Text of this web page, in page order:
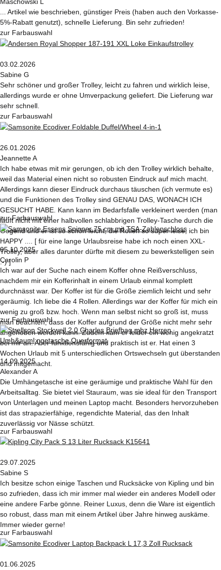
Maschowski L
... Artikel wie beschrieben, günstiger Preis (haben auch den Vorkasse-
5%-Rabatt genutzt), schnelle Lieferung. Bin sehr zufrieden!
zur Farbauswahl
03.02.2026
Sabine G
Sehr schöner und großer Trolley, leicht zu fahren und wirklich leise,
allerdings wurde er ohne Umverpackung geliefert. Die Lieferung war
sehr schnell.
zur Farbauswahl
26.01.2026
Jeannette A
Ich habe etwas mit mir gerungen, ob ich den Trolley wirklich behalte,
weil das Material einen nicht so robusten Eindruck auf mich macht.
Allerdings kann dieser Eindruck durchaus täuschen (ich vermute es)
und die Funktionen des Trolley sind GENAU DAS, WONACH ICH
GESUCHT HABE. Kann kann im Bedarfsfalle verkleinert werden (man
läuft nicht mit einer halbvollen schlabbrigen Trolley-Tasche durch die
Gegend und er ist so schön leicht, die Rollen so super leise, ich bin
HAPPY .... [ für eine lange Urlaubsreise habe ich noch einen XXL-
Trolley, aber alles darunter dürfte mit diesem zu bewerkstelligen sein
:-) ]
zur Farbauswahl
05.10.2025
Carolin P
Ich war auf der Suche nach einem Koffer ohne Reißverschluss,
nachdem mir ein Kofferinhalt in einem Urlaub einmal komplett
durchnässt war. Der Koffer ist für die Größe ziemlich leicht und sehr
geräumig. Ich liebe die 4 Rollen. Allerdings war der Koffer für mich ein
wenig zu groß bzw. hoch. Wenn man selbst nicht so groß ist, muss
man beachten, dass der Koffer aufgrund der Größe nicht mehr sehr
angehoben werden kann. Zudem kam er leider ein wenig angekratzt
bei mir an. Aber funktionsfähig und praktisch ist er. Hat einen 3
Wochen Urlaub mit 5 unterschiedlichen Ortswechseln gut überstanden
und mitgemacht.
zur Farbauswahl
14.09.2025
Alexander A
Die Umhängetasche ist eine geräumige und praktische Wahl für den
Arbeitsalltag. Sie bietet viel Stauraum, was sie ideal für den Transport
von Unterlagen und meinen Laptop macht. Besonders hervorzuheben
ist das strapazierfähige, regendichte Material, das den Inhalt
zuverlässig vor Nässe schützt.
zur Farbauswahl
29.07.2025
Sabine S
Ich besitze schon einige Taschen und Rucksäcke von Kipling und bin
so zufrieden, dass ich mir immer mal wieder ein anderes Modell oder
eine andere Farbe gönne. Reiner Luxus, denn die Ware ist eigentlich
so robust, dass man mit einem Artikel über Jahre hinweg auskäme.
Immer wieder gerne!
zur Farbauswahl
01.06.2025